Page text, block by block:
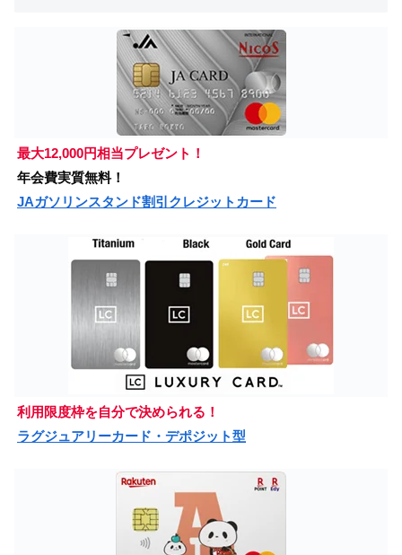
最大12,000円相当プレゼント！
年会費実質無料！
JAガソリンスタンド割引クレジットカード
利用限度枠を自分で決められる！
ラグジュアリーカード・デポジット型